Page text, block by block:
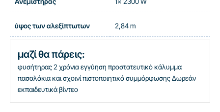
ύψος των αλεξίπτωτων 2,84 m
μαζί θα πάρεις:
φυσήτηρας2 χρόνια εγγύηση προστατευτικό κάλυμμα
πασαλάκια και σχοινίπιστοποιητικό συμμόρφωσηςΔωρεάν
εκπαιδευτικά βίντεο